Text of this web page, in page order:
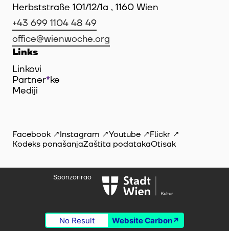
Herbststraße 101/12/1a , 1160 Wien
+43 699 1104 48 49
office@wienwoche.org
Links
Linkovi
Partner*ke
Mediji
Facebook Instagram Youtube
Flickr
Kodeks ponašanjaZaštita podatakaOtisak
Sponzorirao
No Result Website Carbon